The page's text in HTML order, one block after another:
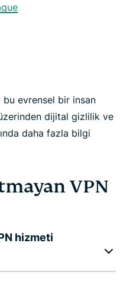
bu evrensel bir insan
dijital gizlilik ve
daha fazla bilgi
VPN
hizmeti